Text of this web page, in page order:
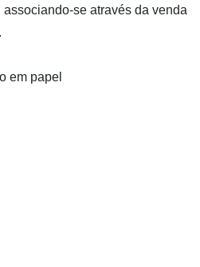
se através da venda
em papel